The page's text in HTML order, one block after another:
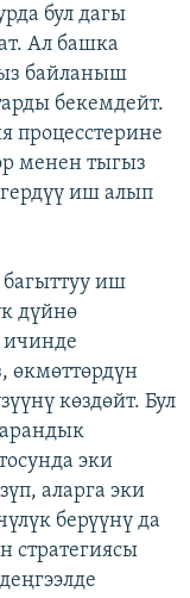
бул дагы
Ал башка
байланыш
бекемдейт.
процесстерине
менен тыгыз
иш алып
иш
дүйнө
ичинде
өкмөттөрдүн
көздөйт. Бул
эки
аларга эки
берүүнү да
стратегиясы